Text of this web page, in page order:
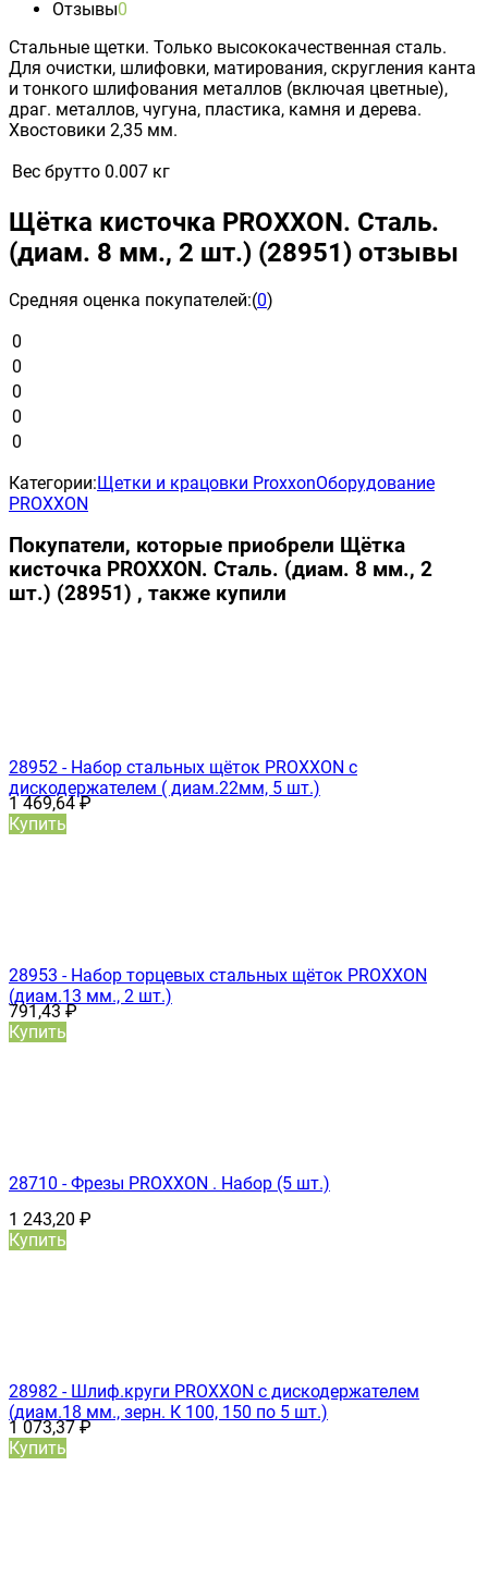
Отзывы0
Стальные щетки. Только высококачественная сталь.
Для очистки, шлифовки, матирования, скругления канта
и тонкого шлифования металлов (включая цветные),
драг. металлов, чугуна, пластика, камня и дерева.
Хвостовики 2,35 мм.
Вес брутто 0.007 кг
Щётка кисточка PROXXON. Сталь.
(диам. 8 мм., 2 шт.) (28951) отзывы
Средняя оценка покупателей:(0)
0
0
0
0
0
Категории:Щетки и крацовки ProxxonОборудование
PROXXON
Покупатели, которые приобрели Щётка
кисточка PROXXON. Сталь. (диам. 8 мм., 2
шт.) (28951) , также купили
28952 - Набор стальных щёток PROXXON с
дискодержателем ( диам.22мм, 5 шт.)
1 469,64₽
Купить
28953 - Набор торцевых стальных щёток PROXXON
(диам.13 мм., 2 шт.)
791,43₽
Купить
28710 - Фрезы PROXXON . Набор (5 шт.)
1 243,20 ₽
Купить
28982 - Шлиф.круги PROXXON с дискодержателем
(диам.18 мм., зерн. К 100, 150 по 5 шт.)
1 073,37₽
Купить